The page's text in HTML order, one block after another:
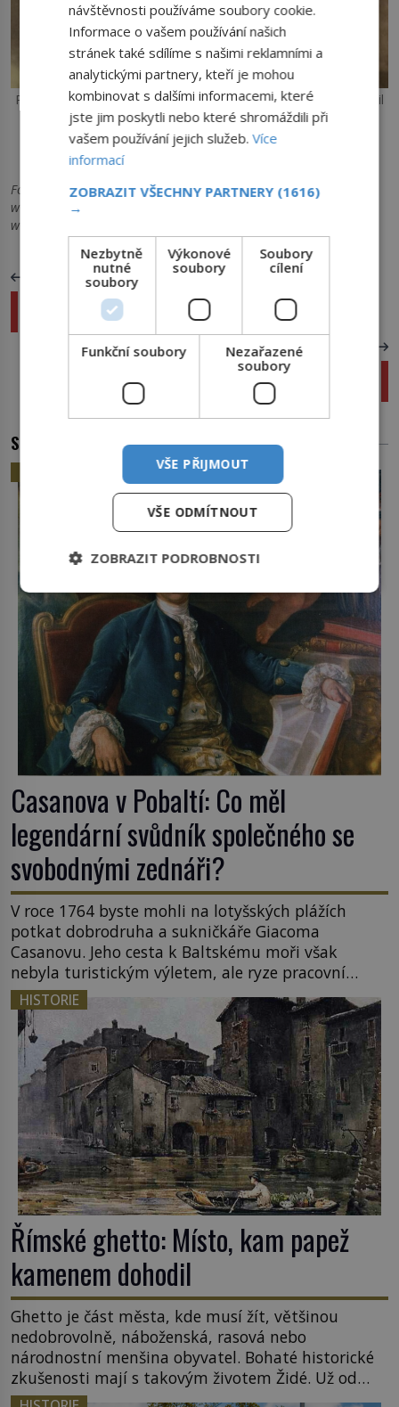
Pár Anna Swanová a Martin Van Buren Bates dohromady měřil
477 cm a stal se nejvyšší dvojicí, která kdy byla oddána.
Foto: www.tatamagoucheheritagecentre.ca,
www.onlyinyourstate.com, www.tigerdroppings.com,
www.curiosidades2020.com,
PŘEDCHOZÍ ČLÁNEK
Největší nacistický lupič obrazů Hildebrand
Při jaké zvukové síle se nám natrhne ušní
SOUVISEJÍCÍ ČLÁNKY
Casanova v Pobaltí: Co měl
legendární svůdník společného se
svobodnými zednáři?
V roce 1764 byste mohli na lotyšských plážích
potkat dobrodruha a sukničkáře Giacoma
Casanovu. Jeho cesta k Baltskému moři však
nebyla turistickým výletem, ale ryze pracovní
cestou se zištnými úmysly. Jaký cíl Casanova
sledoval, když se například procházel uličkami
lotyšské Rigy? Casanova v Pobaltí kontaktoval
tamní zednářské lóže. Nebyl v této oblasti žádným
nováčkem, protože do zednářské […]
HISTORIE
Římské ghetto: Místo, kam papež
kamenem dohodil
Ghetto je část města, kde musí žít, většinou
nedobrovolně, náboženská, rasová nebo
národnostní menšina obyvatel. Bohaté historické
zkušenosti mají s takovým životem Židé. Už od
středověku jsou totiž v každou chvíli nuceni v
návštěvnosti používáme soubory cookie.
Informace o vašem používání našich
stránek také sdílíme s našimi reklamními a
analytickými partnery, kteří je mohou
kombinovat s dalšími informacemi, které
jste jim poskytli nebo které shromáždili při
vašem používání jejich služeb.Více
informací
ZOBRAZIT VŠECHNY PARTNERY (1616)
→
Nezbytně
nutné
soubory
Výkonové
soubory
Soubory
cílení
Funkční soubory
Nezařazené
soubory
VŠE PŘIJMOUT
VŠE ODMÍTNOUT
ZOBRAZIT PODROBNOSTI